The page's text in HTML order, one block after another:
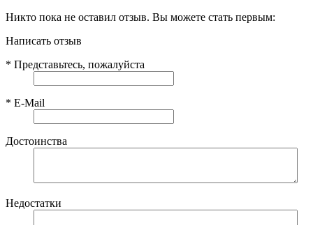
Никто пока не оставил отзыв. Вы можете стать первым:
Написать отзыв
* Представьтесь, пожалуйста
* E-Mail
Достоинства
Недостатки